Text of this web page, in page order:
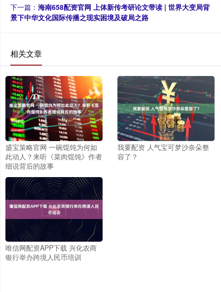
下一篇： 海南658配资官网 上体新传考研论文带读 | 世界大变局背
景下中华文化国际传播之现实困境及破局之路
相关文章
盛宝策略官网 一碗馄饨为何如
此动人？来听《菜肉馄饨》作者
细说背后的故事
我要配资 人气宝可梦沙奈朵整
容了？
唯信网配资APP下载 兴化农商
银行举办跨境人民币培训